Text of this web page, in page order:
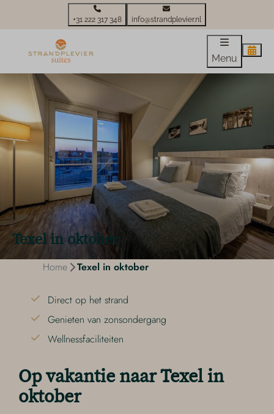
+31 222 317 348 info@strandplevier.nl
Menu
Texel in oktober
Home Texel in oktober
Direct op het strand
Genieten van zonsondergang
Wellnessfaciliteiten
Op vakantie naar Texel in
oktober